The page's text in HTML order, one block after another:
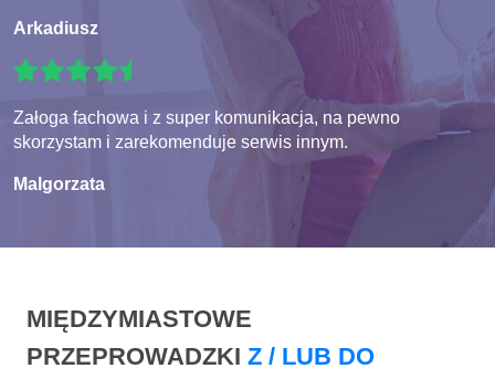
Arkadiusz
Załoga fachowa i z super komunikacja, na pewno
skorzystam i zarekomenduje serwis innym.
Malgorzata
MIĘDZYMIASTOWE
PRZEPROWADZKI Z / LUB DO